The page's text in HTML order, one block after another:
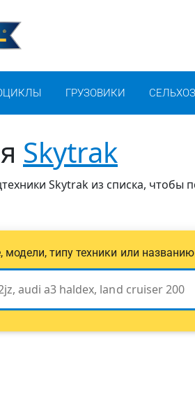
ГРУЗОВИКИ
Skytrak
Skytrak из списка, чтобы
модели, типу техники или